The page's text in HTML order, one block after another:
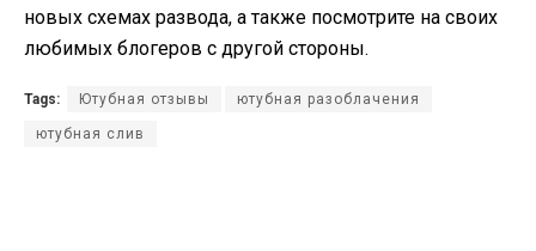
новых схемах развода, а также посмотрите на своих
любимых блогеров с другой стороны.
Tags: Ютубная отзывы ютубная разоблачения
ютубная слив